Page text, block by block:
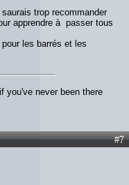
trop recommander
apprendre à passer tous
les barrés et les
you've never been there
#7